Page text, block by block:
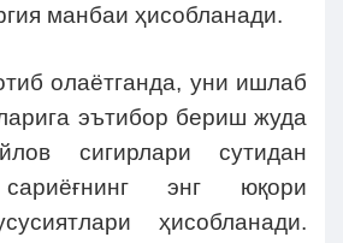
манбаи ҳисобланади.
олаётганда, уни ишлаб
эътибор бериш жуда
сигирлари сутидан
энг юқори
ҳисобланади.